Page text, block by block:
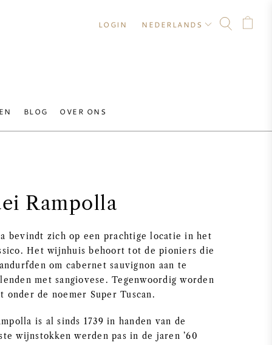
BLOG OVER ONS
LOGIN NEDERLANDS
Rampolla
bevindt zich op een prachtige locatie in het
Het wijnhuis behoort tot de pioniers die
om cabernet sauvignon aan te
met sangiovese. Tegenwoordig worden
onder de noemer Super Tuscan.
is al sinds 1739 in handen van de
wijnstokken werden pas in de jaren ’60